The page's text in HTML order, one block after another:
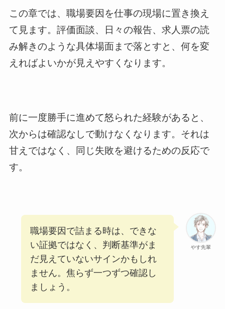
この章では、職場要因を仕事の現場に置き換え
て見ます。評価面談、日々の報告、求人票の読
み解きのような具体場面まで落とすと、何を変
えればよいかが見えやすくなります。
前に一度勝手に進めて怒られた経験があると、
次からは確認なしで動けなくなります。それは
甘えではなく、同じ失敗を避けるための反応で
す。
やす先輩
職場要因で詰まる時は、できな
い証拠ではなく、判断基準がま
だ見えていないサインかもしれ
ません。焦らず一つずつ確認し
ましょう。